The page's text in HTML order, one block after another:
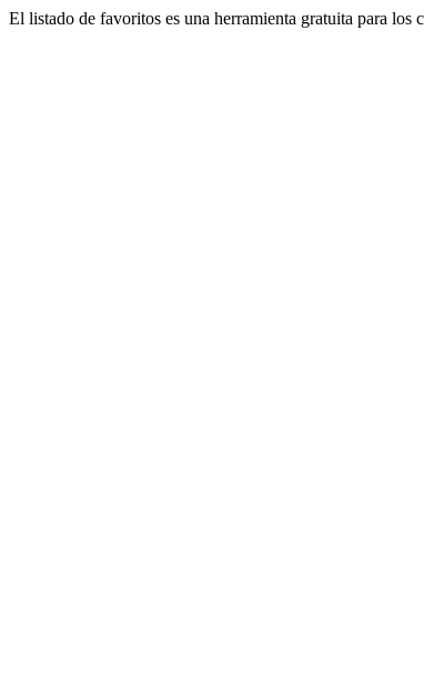
El listado de favoritos es una herramienta gratuita para